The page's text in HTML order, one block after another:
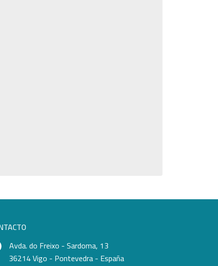
Avda. do Freixo - Sardoma, 13
36214 Vigo - Pontevedra - España